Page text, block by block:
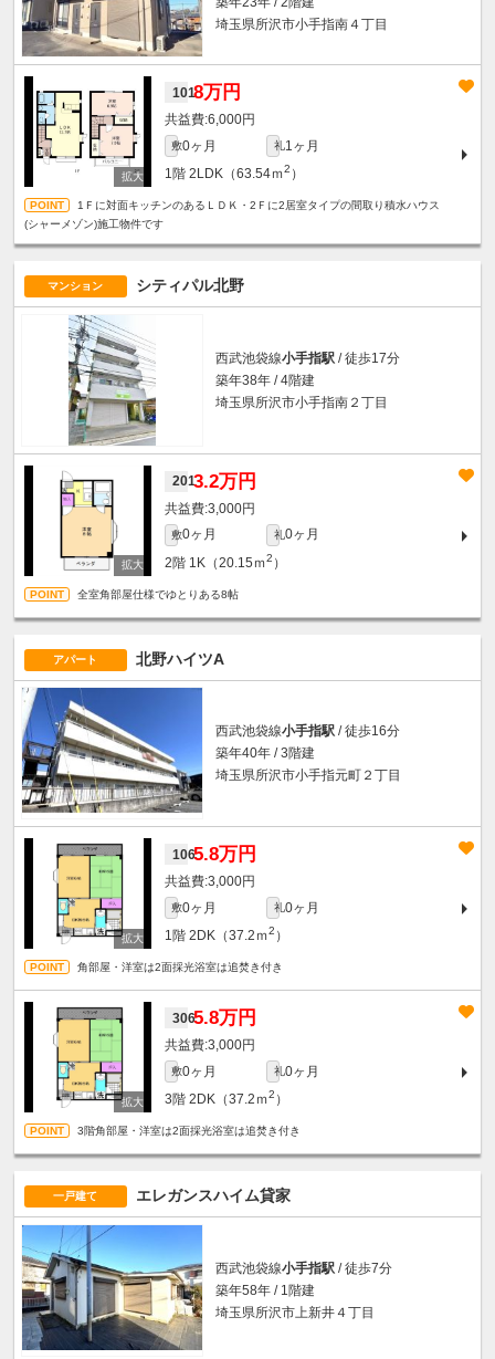
埼玉県所沢市小手指南４丁目
1018万円
6,000円
敷0ヶ月 礼1ヶ月
1階 2LDK（63.54ｍ2 ）
1Ｆに対面キッチンのあるＬＤＫ・2Ｆに2居室タイプの間取り積水ハウス
(シャーメゾン)施工物件です
マンション シティパル北野
西武池袋線小手指駅 / 徒歩17分
築年38年 / 4階建
埼玉県所沢市小手指南２丁目
2013.2万円
3,000円
敷0ヶ月 礼0ヶ月
2階 1K（20.15ｍ2 ）
全室角部屋仕様でゆとりある8帖
アパート 北野ハイツA
西武池袋線小手指駅 / 徒歩16分
築年40年 / 3階建
埼玉県所沢市小手指元町２丁目
1065.8万円
3,000円
敷0ヶ月 礼0ヶ月
1階 2DK（37.2ｍ2 ）
角部屋・洋室は2面採光浴室は追焚き付き
3065.8万円
3,000円
敷0ヶ月 礼0ヶ月
3階 2DK（37.2ｍ2 ）
3階角部屋・洋室は2面採光浴室は追焚き付き
一戸建て エレガンスハイム貸家
西武池袋線小手指駅 / 徒歩7分
築年58年 / 1階建
埼玉県所沢市上新井４丁目